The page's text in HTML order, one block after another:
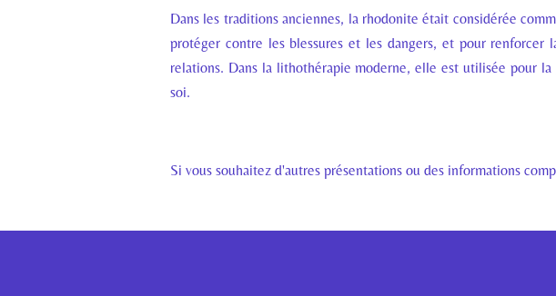
Dans les traditions anciennes, la rhodonite était considérée
protéger contre les blessures et les dangers, et pour
relations. Dans la lithothérapie moderne, elle est utilisée pour
soi.
Si vous souhaitez d'autres présentations ou des informations